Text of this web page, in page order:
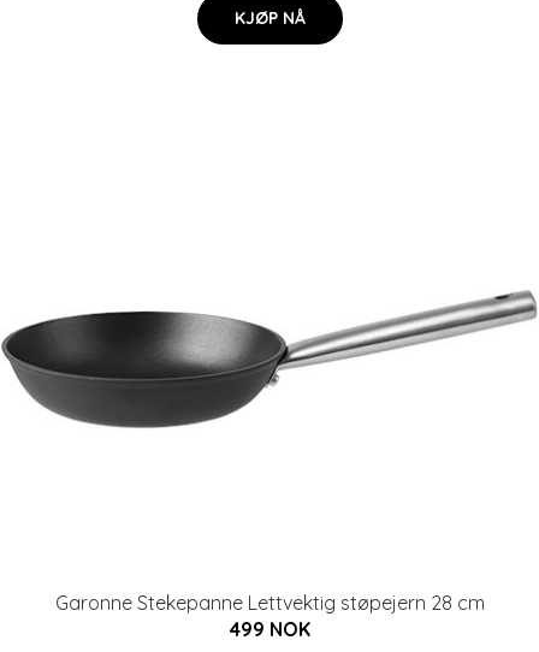
KJØP NÅ
Garonne Stekepanne Lettvektig støpejern 28 cm
499 NOK